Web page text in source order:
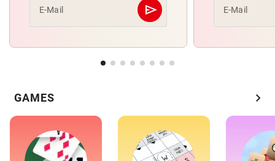
E-Mail send
Abschicken E-Mail
GAMES chevron_right